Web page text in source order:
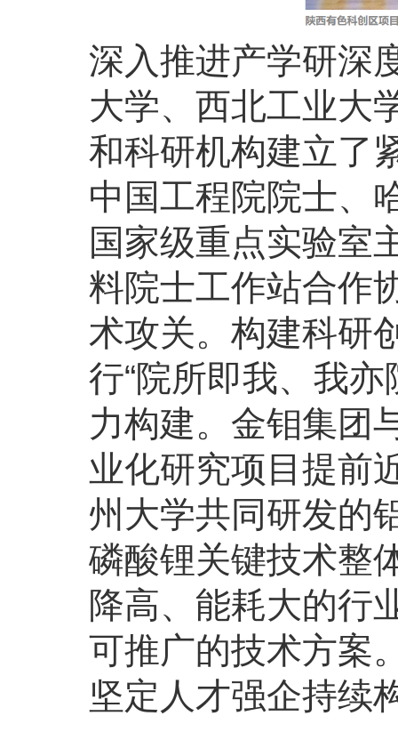
深入推进产学研深
大学、西北工业大
和科研机构建立了
中国工程院院士、
国家级重点实验室
料院士工作站合作
术攻关。构建科研
行“院所即我、我
力构建。金钼集团
业化研究项目提前
州大学共同研发的
磷酸锂关键技术整
降高、能耗大的行
可推广的技术方案
坚定人才强企持续